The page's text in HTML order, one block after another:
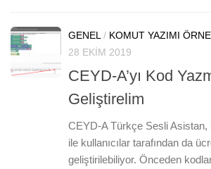
GENEL/ KOMUT YAZIMI
28 EKIM 2019
CEYD-A’yı Kod
Geliştirelim
CEYD-A Türkçe Sesli Asistan,
ile kullanıcılar tarafından da
geliştirilebiliyor. Önceden